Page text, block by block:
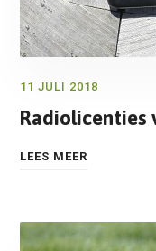
11 JULI 2018
Radiolicenties
LEES MEER